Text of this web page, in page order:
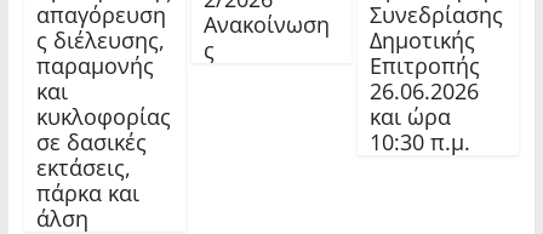
απαγόρευση
ς διέλευσης,
παραμονής
και
κυκλοφορίας
σε δασικές
εκτάσεις,
πάρκα και
άλση
Ανακοίνωση
ς
Συνεδρίασης
Δημοτικής
Επιτροπής
26.06.2026
και ώρα
10:30 π.μ.